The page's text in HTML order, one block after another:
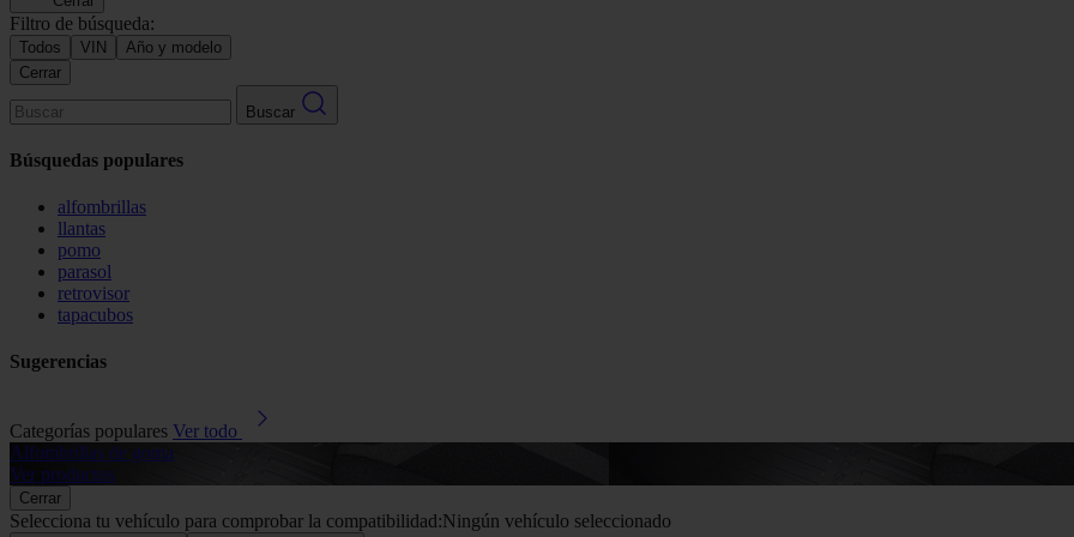
Filtro de búsqueda:
Todos VIN
Año y modelo
Cerrar
Buscar
Búsquedas populares
alfombrillas
llantas
pomo
parasol
retrovisor
tapacubos
Sugerencias
Categorías populares Ver todo
Alfombrillas de goma
Ver productos
Cerrar
Selecciona tu vehículo para comprobar la compatibilidad:Ningún vehículo seleccionado